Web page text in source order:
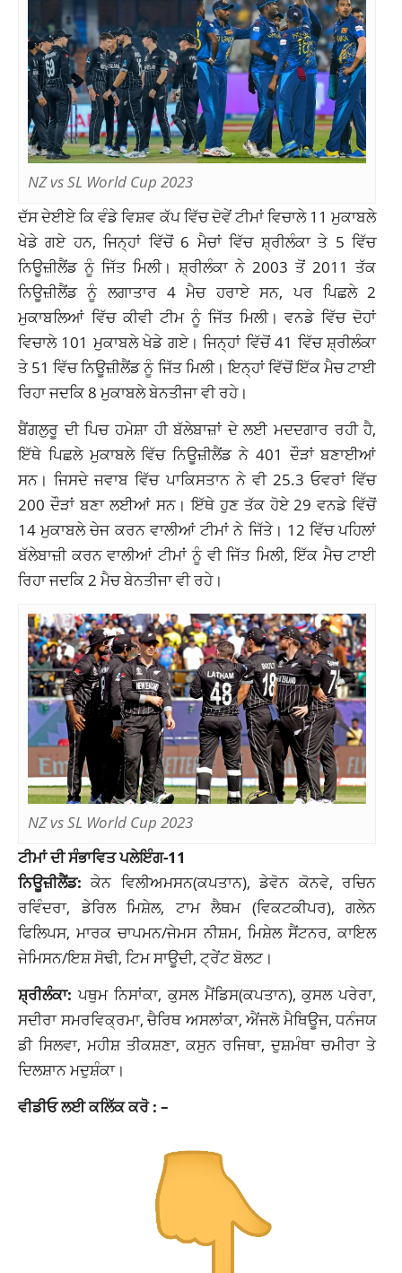
NZ vs SL World Cup 2023
ਦੱਸ ਦੇਈਏ ਕਿ ਵੰਡੇ ਵਿਸ਼ਵ ਕੱਪ ਵਿੱਚ ਦੋਵੇਂ ਟੀਮਾਂ ਵਿਚਾਲੇ 11 ਮੁਕਾਬਲੇ
ਖੇਡੇ ਗਏ ਹਨ, ਜਿਨ੍ਹਾਂ ਵਿੱਚੋਂ 6 ਮੈਚਾਂ ਵਿੱਚ ਸ਼੍ਰੀਲੰਕਾ ਤੇ 5 ਵਿੱਚ
ਨਿਊਜ਼ੀਲੈਂਡ ਨੂੰ ਜਿੱਤ ਮਿਲੀ। ਸ਼੍ਰੀਲੰਕਾ ਨੇ 2003 ਤੋਂ 2011 ਤੱਕ
ਨਿਊਜ਼ੀਲੈਂਡ ਨੂੰ ਲਗਾਤਾਰ 4 ਮੈਚ ਹਰਾਏ ਸਨ, ਪਰ ਪਿਛਲੇ 2
ਮੁਕਾਬਲਿਆਂ ਵਿੱਚ ਕੀਵੀ ਟੀਮ ਨੂੰ ਜਿੱਤ ਮਿਲੀ। ਵਨਡੇ ਵਿੱਚ ਦੋਹਾਂ
ਵਿਚਾਲੇ 101 ਮੁਕਾਬਲੇ ਖੇਡੇ ਗਏ। ਜਿਨ੍ਹਾਂ ਵਿੱਚੋਂ 41 ਵਿੱਚ ਸ਼੍ਰੀਲੰਕਾ
ਤੇ 51 ਵਿੱਚ ਨਿਊਜ਼ੀਲੈਂਡ ਨੂੰ ਜਿੱਤ ਮਿਲੀ। ਇਨ੍ਹਾਂ ਵਿੱਚੋਂ ਇੱਕ ਮੈਚ ਟਾਈ
ਰਿਹਾ ਜਦਕਿ 8 ਮੁਕਾਬਲੇ ਬੇਨਤੀਜਾ ਵੀ ਰਹੇ।
ਬੈਂਗਲੁਰੂ ਦੀ ਪਿਚ ਹਮੇਸ਼ਾ ਹੀ ਬੱਲੇਬਾਜ਼ਾਂ ਦੇ ਲਈ ਮਦਦਗਾਰ ਰਹੀ ਹੈ,
ਇੱਥੇ ਪਿਛਲੇ ਮੁਕਾਬਲੇ ਵਿੱਚ ਨਿਊਜ਼ੀਲੈਂਡ ਨੇ 401 ਦੌੜਾਂ ਬਣਾਈਆਂ
ਸਨ। ਜਿਸਦੇ ਜਵਾਬ ਵਿੱਚ ਪਾਕਿਸਤਾਨ ਨੇ ਵੀ 25.3 ਓਵਰਾਂ ਵਿੱਚ
200 ਦੌੜਾਂ ਬਣਾ ਲਈਆਂ ਸਨ। ਇੱਥੇ ਹੁਣ ਤੱਕ ਹੋਏ 29 ਵਨਡੇ ਵਿੱਚੋਂ
14 ਮੁਕਾਬਲੇ ਚੇਜ ਕਰਨ ਵਾਲੀਆਂ ਟੀਮਾਂ ਨੇ ਜਿੱਤੇ। 12 ਵਿੱਚ ਪਹਿਲਾਂ
ਬੱਲੇਬਾਜ਼ੀ ਕਰਨ ਵਾਲੀਆਂ ਟੀਮਾਂ ਨੂੰ ਵੀ ਜਿੱਤ ਮਿਲੀ, ਇੱਕ ਮੈਚ ਟਾਈ
ਰਿਹਾ ਜਦਕਿ 2 ਮੈਚ ਬੇਨਤੀਜਾ ਵੀ ਰਹੇ।
NZ vs SL World Cup 2023
ਟੀਮਾਂ ਦੀ ਸੰਭਾਵਿਤ ਪਲੇਇੰਗ-11
ਨਿਊਜ਼ੀਲੈਂਡ: ਕੇਨ ਵਿਲੀਅਮਸਨ(ਕਪਤਾਨ), ਡੇਵੋਨ ਕੋਨਵੇ, ਰਚਿਨ
ਰਵਿੰਦਰਾ, ਡੇਰਿਲ ਮਿਸ਼ੇਲ, ਟਾਮ ਲੈਥਮ (ਵਿਕਟਕੀਪਰ), ਗਲੇਨ
ਫਿਲਿਪਸ, ਮਾਰਕ ਚਾਪਮਨ/ਜੇਮਸ ਨੀਸ਼ਮ, ਮਿਸ਼ੇਲ ਸੈਂਟਨਰ, ਕਾਇਲ
ਜੇਮਿਸਨ/ਇਸ਼ ਸੋਢੀ, ਟਿਮ ਸਾਊਦੀ, ਟ੍ਰੇਂਟ ਬੋਲਟ।
ਸ਼੍ਰੀਲੰਕਾ: ਪਥੁਮ ਨਿਸਾਂਕਾ, ਕੁਸਲ ਮੈਂਡਿਸ(ਕਪਤਾਨ), ਕੁਸਲ ਪਰੇਰਾ,
ਸਦੀਰਾ ਸਮਰਵਿਕ੍ਰਮਾ, ਚੈਰਿਥ ਅਸਲਾਂਕਾ, ਐਂਜਲੋ ਮੈਥਿਊਜ, ਧਨੰਜਯ
ਡੀ ਸਿਲਵਾ, ਮਹੀਸ਼ ਤੀਕਸ਼ਣਾ, ਕਸੁਨ ਰਜਿਥਾ, ਦੁਸ਼ਮੰਥਾ ਚਮੀਰਾ ਤੇ
ਦਿਲਸ਼ਾਨ ਮਦੁਸ਼ੰਕਾ।
ਵੀਡੀਓ ਲਈ ਕਲਿੱਕ ਕਰੋ : –